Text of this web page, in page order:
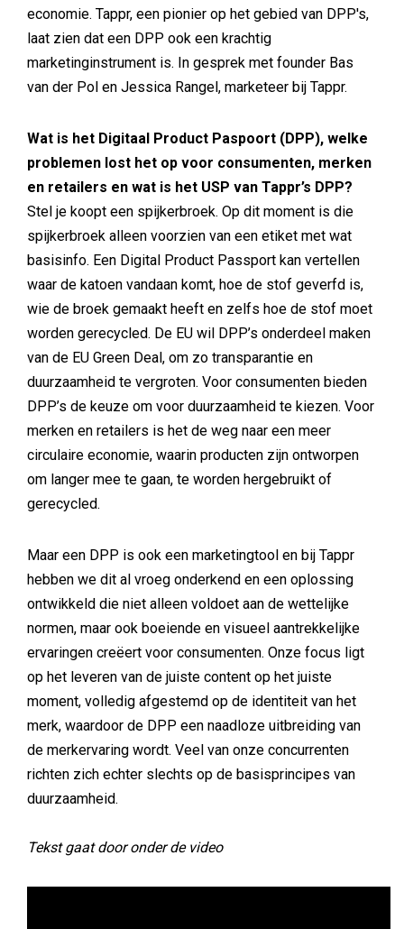
economie. Tappr, een pionier op het gebied van DPP's,
laat zien dat een DPP ook een krachtig
marketinginstrument is. In gesprek met founder Bas
van der Pol en Jessica Rangel, marketeer bij Tappr.
Wat is het Digitaal Product Paspoort (DPP), welke
problemen lost het op voor consumenten, merken
en retailers en wat is het USP van Tappr’s DPP?
Stel je koopt een spijkerbroek. Op dit moment is die
spijkerbroek alleen voorzien van een etiket met wat
basisinfo. Een Digital Product Passport kan vertellen
waar de katoen vandaan komt, hoe de stof geverfd is,
wie de broek gemaakt heeft en zelfs hoe de stof moet
worden gerecycled. De EU wil DPP’s onderdeel maken
van de EU Green Deal, om zo transparantie en
duurzaamheid te vergroten. Voor consumenten bieden
DPP’s de keuze om voor duurzaamheid te kiezen. Voor
merken en retailers is het de weg naar een meer
circulaire economie, waarin producten zijn ontworpen
om langer mee te gaan, te worden hergebruikt of
gerecycled.
Maar een DPP is ook een marketingtool en bij Tappr
hebben we dit al vroeg onderkend en een oplossing
ontwikkeld die niet alleen voldoet aan de wettelijke
normen, maar ook boeiende en visueel aantrekkelijke
ervaringen creëert voor consumenten. Onze focus ligt
op het leveren van de juiste content op het juiste
moment, volledig afgestemd op de identiteit van het
merk, waardoor de DPP een naadloze uitbreiding van
de merkervaring wordt. Veel van onze concurrenten
richten zich echter slechts op de basisprincipes van
duurzaamheid.
Tekst gaat door onder de video